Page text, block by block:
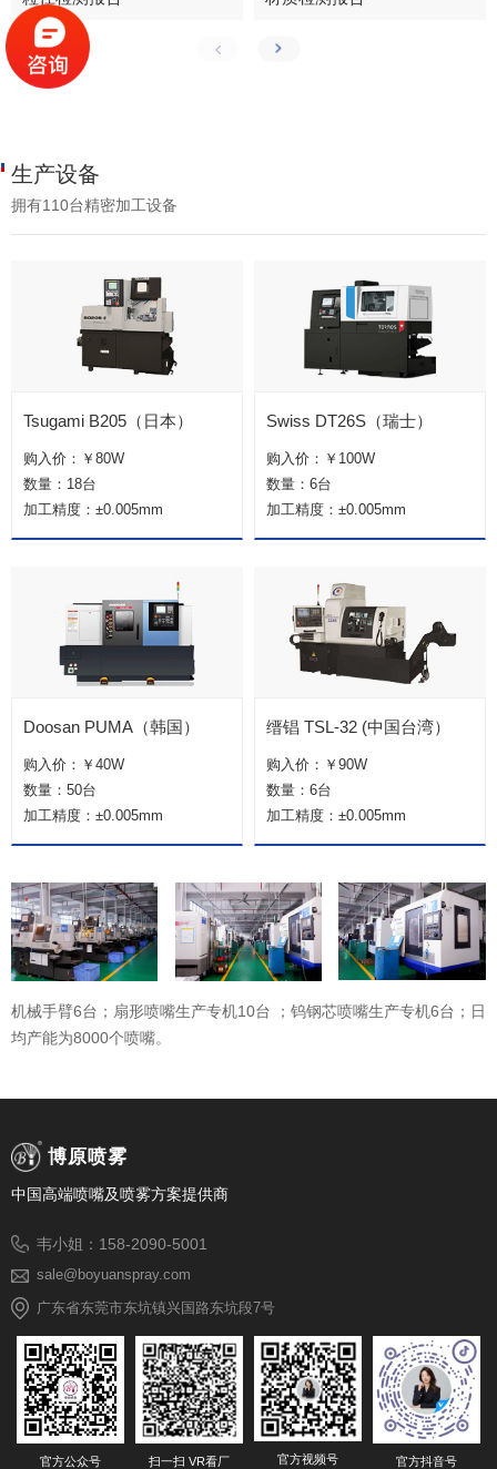
生产设备
拥有110台精密加工设备
Tsugami B205（日本）
购入价：￥80W
数量：18台
加工精度：±0.005mm
Swiss DT26S（瑞士）
购入价：￥100W
数量：6台
加工精度：±0.005mm
Doosan PUMA（韩国）
购入价：￥40W
数量：50台
加工精度：±0.005mm
缙锠 TSL-32 (中国台湾）
购入价：￥90W
数量：6台
加工精度：±0.005mm
机械手臂6台；扇形喷嘴生产专机10台 ；钨钢芯喷嘴生产专机6台；日
均产能为8000个喷嘴。
博原喷雾
中国高端喷嘴及喷雾方案提供商
韦小姐：158-2090-5001
sale@boyuanspray.com
广东省东莞市东坑镇兴国路东坑段7号
官方公众号 扫一扫 VR看厂 官方视频号 官方抖音号